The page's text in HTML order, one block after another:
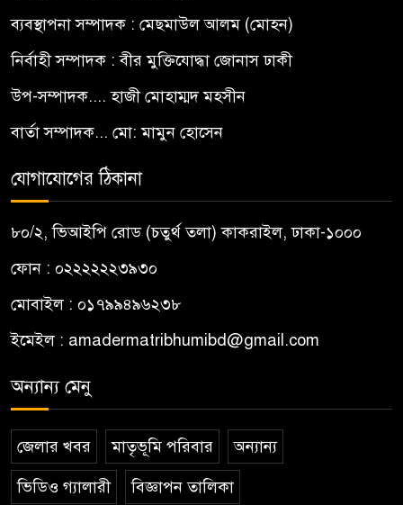
ব্যবস্থাপনা সম্পাদক : মেছমাউল আলম (মোহন)
নির্বাহী সম্পাদক : বীর মুক্তিযোদ্ধা জোনাস ঢাকী
উপ-সম্পাদক.... হাজী মোহাম্মদ মহসীন
বার্তা সম্পাদক... মো: মামুন হোসেন
যোগাযোগের ঠিকানা
৮০/২, ভিআইপি রোড (চতুর্থ তলা) কাকরাইল, ঢাকা-১০০০
ফোন : ০২২২২২২৩৯৩০
মোবাইল : ০১৭৯৯৪৯৬২৩৮
ইমেইল : amadermatribhumibd@gmail.com
অন্যান্য মেনু
জেলার খবর মাতৃভূমি পরিবার অন্যান্য
ভিডিও গ্যালারী বিজ্ঞাপন তালিকা